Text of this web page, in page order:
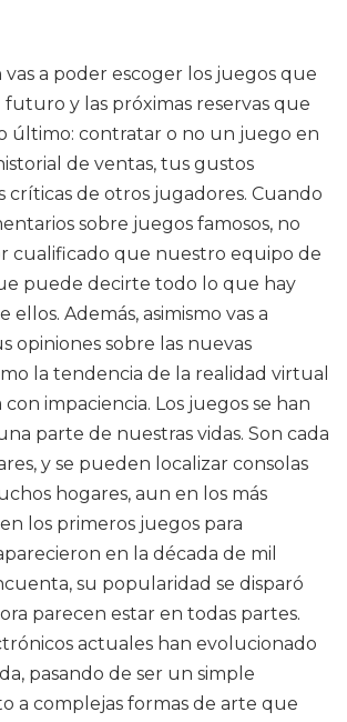
vas a poder escoger los juegos que
futuro y las próximas reservas que
último: contratar o no un juego en
de ventas, tus gustos
críticas de otros jugadores. Cuando
sobre juegos famosos, no
cualificado que nuestro equipo de
puede decirte todo lo que hay
ellos. Además, asimismo vas a
opiniones sobre las nuevas
la tendencia de la realidad virtual
impaciencia. Los juegos se han
parte de nuestras vidas. Son cada
y se pueden localizar consolas
hogares, aun en los más
los primeros juegos para
en la década de mil
su popularidad se disparó
parecen estar en todas partes.
actuales han evolucionado
pasando de ser un simple
a complejas formas de arte que